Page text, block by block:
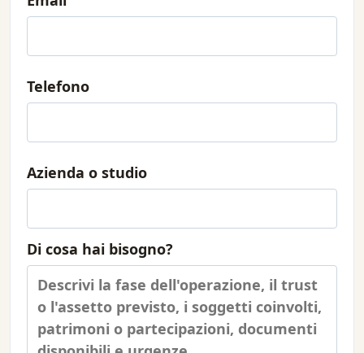
Telefono
Azienda o studio
Di cosa hai bisogno?